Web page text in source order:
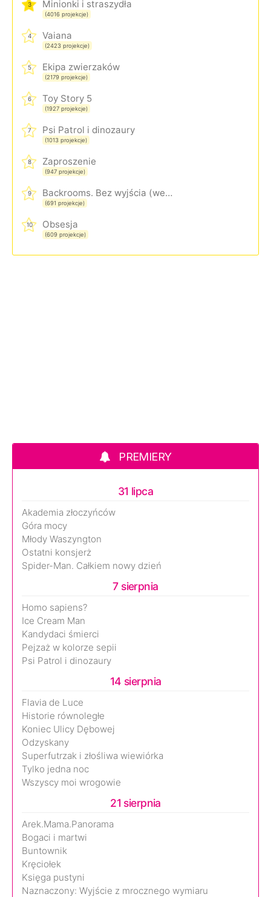
3 Minionki i straszydła
(4016 projekcje)
4 Vaiana
(2423 projekcje)
5 Ekipa zwierzaków
(2179 projekcje)
6 Toy Story 5
(1927 projekcje)
7 Psi Patrol i dinozaury
(1013 projekcje)
8 Zaproszenie
(947 projekcje)
9 Backrooms. Bez wyjścia (wersja rozszerzona)
(691 projekcje)
10 Obsesja
(609 projekcje)
PREMIERY
31 lipca
Akademia złoczyńców
Góra mocy
Młody Waszyngton
Ostatni konsjerż
Spider-Man. Całkiem nowy dzień
7 sierpnia
Homo sapiens?
Ice Cream Man
Kandydaci śmierci
Pejzaż w kolorze sepii
Psi Patrol i dinozaury
14 sierpnia
Flavia de Luce
Historie równoległe
Koniec Ulicy Dębowej
Odzyskany
Superfutrzak i złośliwa wiewiórka
Tylko jedna noc
Wszyscy moi wrogowie
21 sierpnia
Arek.Mama.Panorama
Bogaci i martwi
Buntownik
Kręciołek
Księga pustyni
Naznaczony: Wyjście z mrocznego wymiaru